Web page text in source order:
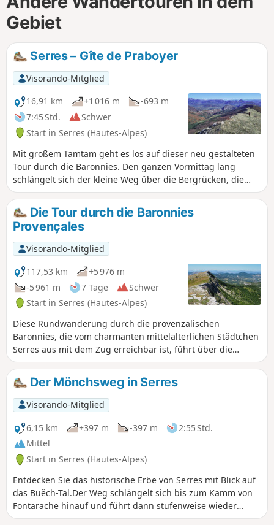
Gebiet
Serres – Gîte de Praboyer
Visorando-Mitglied
16,91 km
+1 016 m
-693 m
7:45 Std.
Schwer
Start in Serres (Hautes-Alpes)
Mit großem Tamtam geht es los auf dieser neu gestalteten
Tour durch die Baronnies. Den ganzen Vormittag lang
schlängelt sich der kleine Weg über die Bergrücken, die
Serres überragen, und führt zwischen schönen Felsen und
gewundenen Waldkiefern hindurch. Am Serre de la Bouisse
bietet sich ein atemberaubender Blick auf die Baronnies
und die Alpengipfel. Zwischen dem idyllischen Col d'Arron
und dem Ziel verläuft der Weg dann wie ein Balkon
unterhalb der Montagne de l'Aup. Die Herberge Praboyer
liegt mitten in der Natur.
Die Tour durch die Baronnies
Provençales
Visorando-Mitglied
117,53 km
+5 976 m
-5 961 m
7 Tage
Schwer
Start in Serres (Hautes-Alpes)
Diese Rundwanderung durch die provenzalischen
Baronnies, die vom charmanten mittelalterlichen Städtchen
Serres aus mit dem Zug erreichbar ist, führt über die
Kämme und Gipfel des Massivs. Zwischen den Hautes-Alpes
und der Drôme bietet jeder Tag spektakuläre Ausblicke und
luftige Wanderwege ohne größere technische
Schwierigkeiten. Kleine provenzalische Dörfer, die sich
perfekt in die Landschaft einfügen, säumen diese
besonders wilde, wenig frequentierte Route. Zwischen
lebendigen und vielfältigen Wäldern, goldenen Weiden,
Lavendelfeldern und markanten Kalksteinfelsen bietet
dieser Teil der Baronnies mit seinem stark ländlichen und
bergigen Charakter täglich außergewöhnliche
Panoramablicke auf die Südalpen und die nahe gelegenen
Gipfel der Provence.
Der Mönchsweg in Serres
Visorando-Mitglied
6,15 km
+397 m -397 m
2:55 Std.
Mittel
Start in Serres (Hautes-Alpes)
Entdecken Sie das historische Erbe von Serres mit Blick auf
das Buëch-Tal.Der Weg schlängelt sich bis zum Kamm von
Fontarache hinauf und führt dann stufenweise wieder
hinunter zum Dorf.